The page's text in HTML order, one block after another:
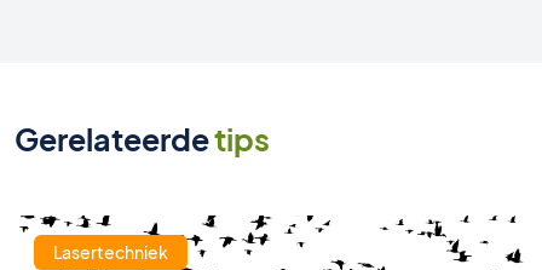
Gerelateerdetips
Lasertechniek